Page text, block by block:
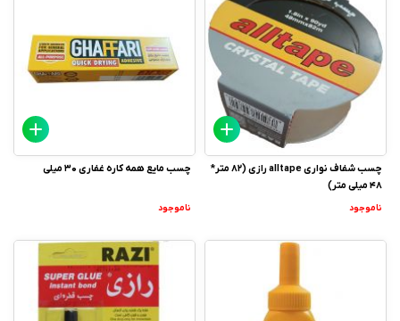
چسب شفاف نواری alltape رازی (82 متر*
48 میلی متر)
ناموجود
چسب مایع همه کاره غفاری 30 میلی
ناموجود